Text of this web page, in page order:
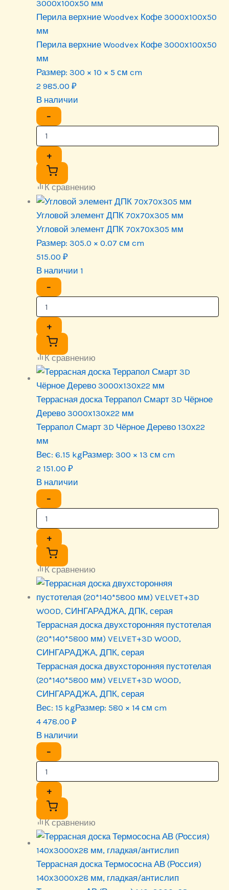
Перила верхние Woodvex Кофе 3000х100х50
мм
Перила верхние Woodvex Кофе 3000х100х50
мм
Размер: 300 × 10 × 5 см cm
2 985.00 ₽
В наличии
−
+
К сравнению
Угловой элемент ДПК 70х70х305 мм
Угловой элемент ДПК 70х70х305 мм
Размер: 305.0 × 0.07 см cm
515.00 ₽
В наличии 1
−
+
К сравнению
Террасная доска Террапол Смарт 3D Чёрное
Дерево 3000х130х22 мм
Террапол Смарт 3D Чёрное Дерево 130х22
мм
Вес: 6.15 kgРазмер: 300 × 13 см cm
2 151.00 ₽
В наличии
−
+
К сравнению
Террасная доска двухсторонняя пустотелая
(20*140*5800 мм) VELVET+3D WOOD,
СИНГАРАДЖА, ДПК, серая
Террасная доска двухсторонняя пустотелая
(20*140*5800 мм) VELVET+3D WOOD,
СИНГАРАДЖА, ДПК, серая
Вес: 15 kgРазмер: 580 × 14 см cm
4 478.00 ₽
В наличии
−
+
К сравнению
Террасная доска Термососна АВ (Россия)
140х3000х28 мм, гладкая/антислип